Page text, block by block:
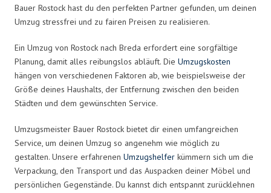
Bauer Rostock hast du den perfekten Partner gefunden, um deinen
Umzug stressfrei und zu fairen Preisen zu realisieren.
Ein Umzug von Rostock nach Breda erfordert eine sorgfältige
Planung, damit alles reibungslos abläuft. Die Umzugskosten
hängen von verschiedenen Faktoren ab, wie beispielsweise der
Größe deines Haushalts, der Entfernung zwischen den beiden
Städten und dem gewünschten Service.
Umzugsmeister Bauer Rostock bietet dir einen umfangreichen
Service, um deinen Umzug so angenehm wie möglich zu
gestalten. Unsere erfahrenen Umzugshelfer kümmern sich um die
Verpackung, den Transport und das Auspacken deiner Möbel und
persönlichen Gegenstände. Du kannst dich entspannt zurücklehnen